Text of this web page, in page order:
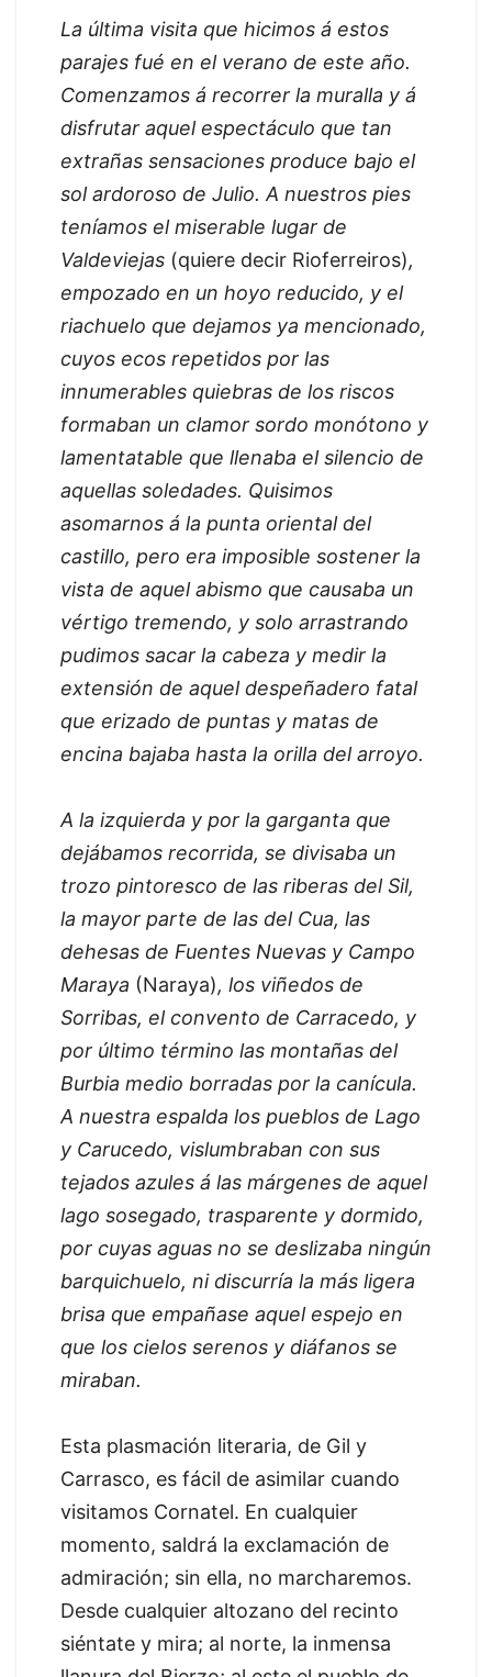
La última visita que hicimos á estos
parajes fué en el verano de este año.
Comenzamos á recorrer la muralla y á
disfrutar aquel espectáculo que tan
extrañas sensaciones produce bajo el
sol ardoroso de Julio. A nuestros pies
teníamos el miserable lugar de
Valdeviejas (quiere decir Rioferreiros),
empozado en un hoyo reducido, y el
riachuelo que dejamos ya mencionado,
cuyos ecos repetidos por las
innumerables quiebras de los riscos
formaban un clamor sordo monótono y
lamentatable que llenaba el silencio de
aquellas soledades. Quisimos
asomarnos á la punta oriental del
castillo, pero era imposible sostener la
vista de aquel abismo que causaba un
vértigo tremendo, y solo arrastrando
pudimos sacar la cabeza y medir la
extensión de aquel despeñadero fatal
que erizado de puntas y matas de
encina bajaba hasta la orilla del arroyo.
A la izquierda y por la garganta que
dejábamos recorrida, se divisaba un
trozo pintoresco de las riberas del Sil,
la mayor parte de las del Cua, las
dehesas de Fuentes Nuevas y Campo
Maraya (Naraya), los viñedos de
Sorribas, el convento de Carracedo, y
por último término las montañas del
Burbia medio borradas por la canícula.
A nuestra espalda los pueblos de Lago
y Carucedo, vislumbraban con sus
tejados azules á las márgenes de aquel
lago sosegado, trasparente y dormido,
por cuyas aguas no se deslizaba ningún
barquichuelo, ni discurría la más ligera
brisa que empañase aquel espejo en
que los cielos serenos y diáfanos se
miraban.
Esta plasmación literaria, de Gil y
Carrasco, es fácil de asimilar cuando
visitamos Cornatel. En cualquier
momento, saldrá la exclamación de
admiración; sin ella, no marcharemos.
Desde cualquier altozano del recinto
siéntate y mira; al norte, la inmensa